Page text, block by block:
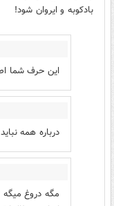
بادکوبه و ایروان شود!
این حرف شما
درباره همه
مگه دروغ